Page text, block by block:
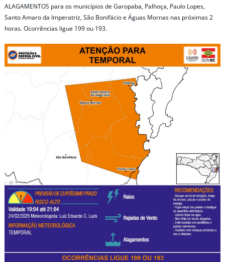
ALAGAMENTOS para os municípios de Garopaba, Palhoça, Paulo Lopes,
Santo Amaro da Imperatriz, São Bonifácio e Águas Mornas nas próximas 2
horas. Ocorrências ligue 199 ou 193.